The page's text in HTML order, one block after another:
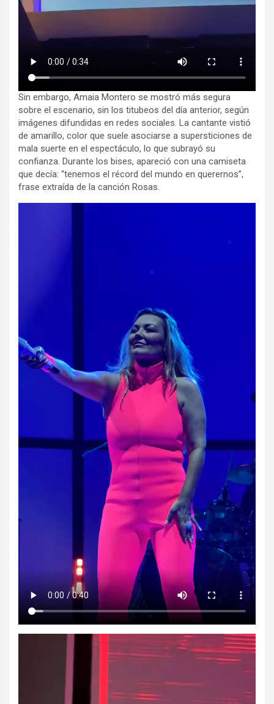
Sin embargo, Amaia Montero se mostró más segura
sobre el escenario, sin los titubeos del día anterior, según
imágenes difundidas en redes sociales. La cantante vistió
de amarillo, color que suele asociarse a supersticiones de
mala suerte en el espectáculo, lo que subrayó su
confianza. Durante los bises, apareció con una camiseta
que decía: “tenemos el récord del mundo en querernos”,
frase extraída de la canción Rosas.